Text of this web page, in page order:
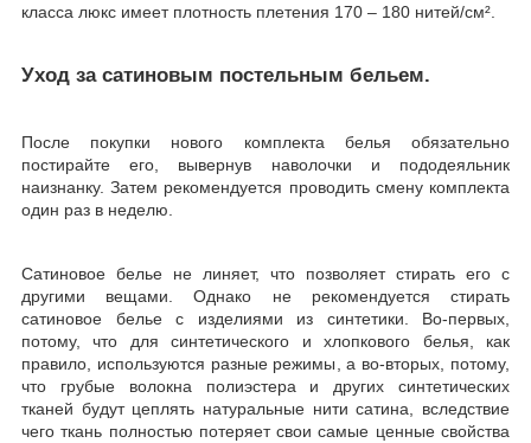
класса люкс имеет плотность плетения 170 – 180 нитей/см².
Уход за сатиновым постельным бельем.
После покупки нового комплекта белья обязательно
постирайте его, вывернув наволочки и пододеяльник
наизнанку. Затем рекомендуется проводить смену комплекта
один раз в неделю.
Сатиновое белье не линяет, что позволяет стирать его с
другими вещами. Однако не рекомендуется стирать
сатиновое белье с изделиями из синтетики. Во-первых,
потому, что для синтетического и хлопкового белья, как
правило, используются разные режимы, а во-вторых, потому,
что грубые волокна полиэстера и других синтетических
тканей будут цеплять натуральные нити сатина, вследствие
чего ткань полностью потеряет свои самые ценные свойства